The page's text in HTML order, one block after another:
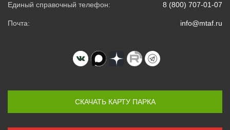
Единый справочный телефон: 8 (800) 707-01-07
Почта: info@mtaf.ru
СКАЧАТЬ КАРТУ ПАРКА